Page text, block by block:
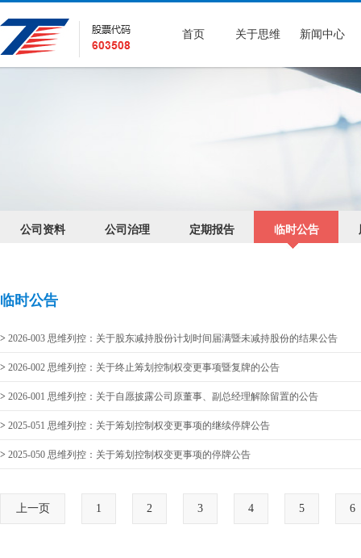
首页 关于思维 新闻中心
公司资料 公司治理 定期报告 临时公告
临时公告
> 2026-003 思维列控：关于股东减持股份计划时间届满暨未减持股份的结果公告
> 2026-002 思维列控：关于终止筹划控制权变更事项暨复牌的公告
> 2026-001 思维列控：关于自愿披露公司原董事、副总经理解除留置的公告
> 2025-051 思维列控：关于筹划控制权变更事项的继续停牌公告
> 2025-050 思维列控：关于筹划控制权变更事项的停牌公告
上一页 1 2 3 4 5 6